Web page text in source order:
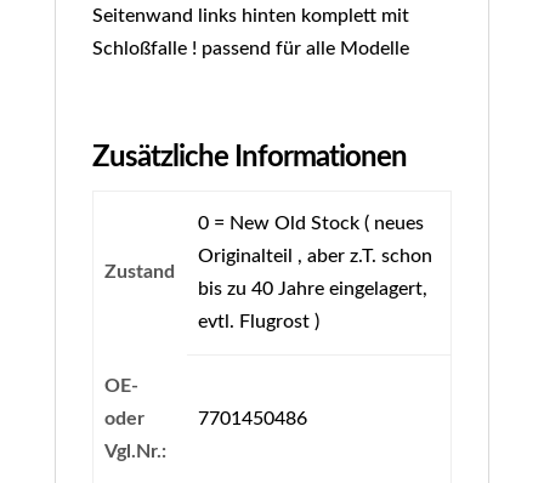
Seitenwand links hinten komplett mit
Schloßfalle ! passend für alle Modelle
Zusätzliche Informationen
Zustand
0 = New Old Stock ( neues
Originalteil , aber z.T. schon
bis zu 40 Jahre eingelagert,
evtl. Flugrost )
OE-
oder
Vgl.Nr.:
7701450486